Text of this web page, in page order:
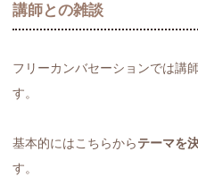
講師との雑談
フリーカンバセーションでは講
す。
基本的にはこちらからテーマを
す。